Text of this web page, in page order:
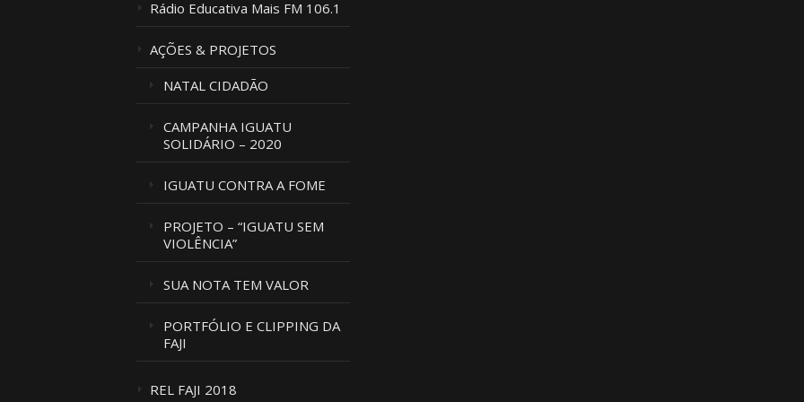
Rádio Educativa Mais FM 106.1
AÇÕES & PROJETOS
NATAL CIDADÃO
CAMPANHA IGUATU
SOLIDÁRIO – 2020
IGUATU CONTRA A FOME
PROJETO – “IGUATU SEM
VIOLÊNCIA”
SUA NOTA TEM VALOR
PORTFÓLIO E CLIPPING DA
FAJI
REL FAJI 2018